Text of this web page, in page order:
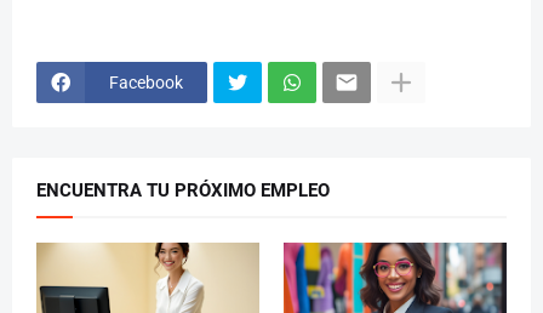
Facebook
ENCUENTRA TU PRÓXIMO EMPLEO